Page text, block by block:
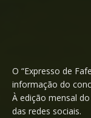
O “Expresso de
informação do
À edição mensal
das redes sociais.